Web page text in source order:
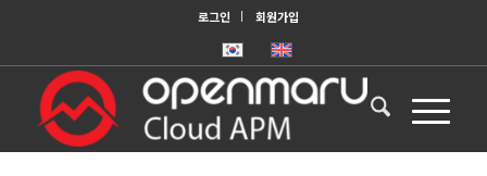
로그인 회원가입